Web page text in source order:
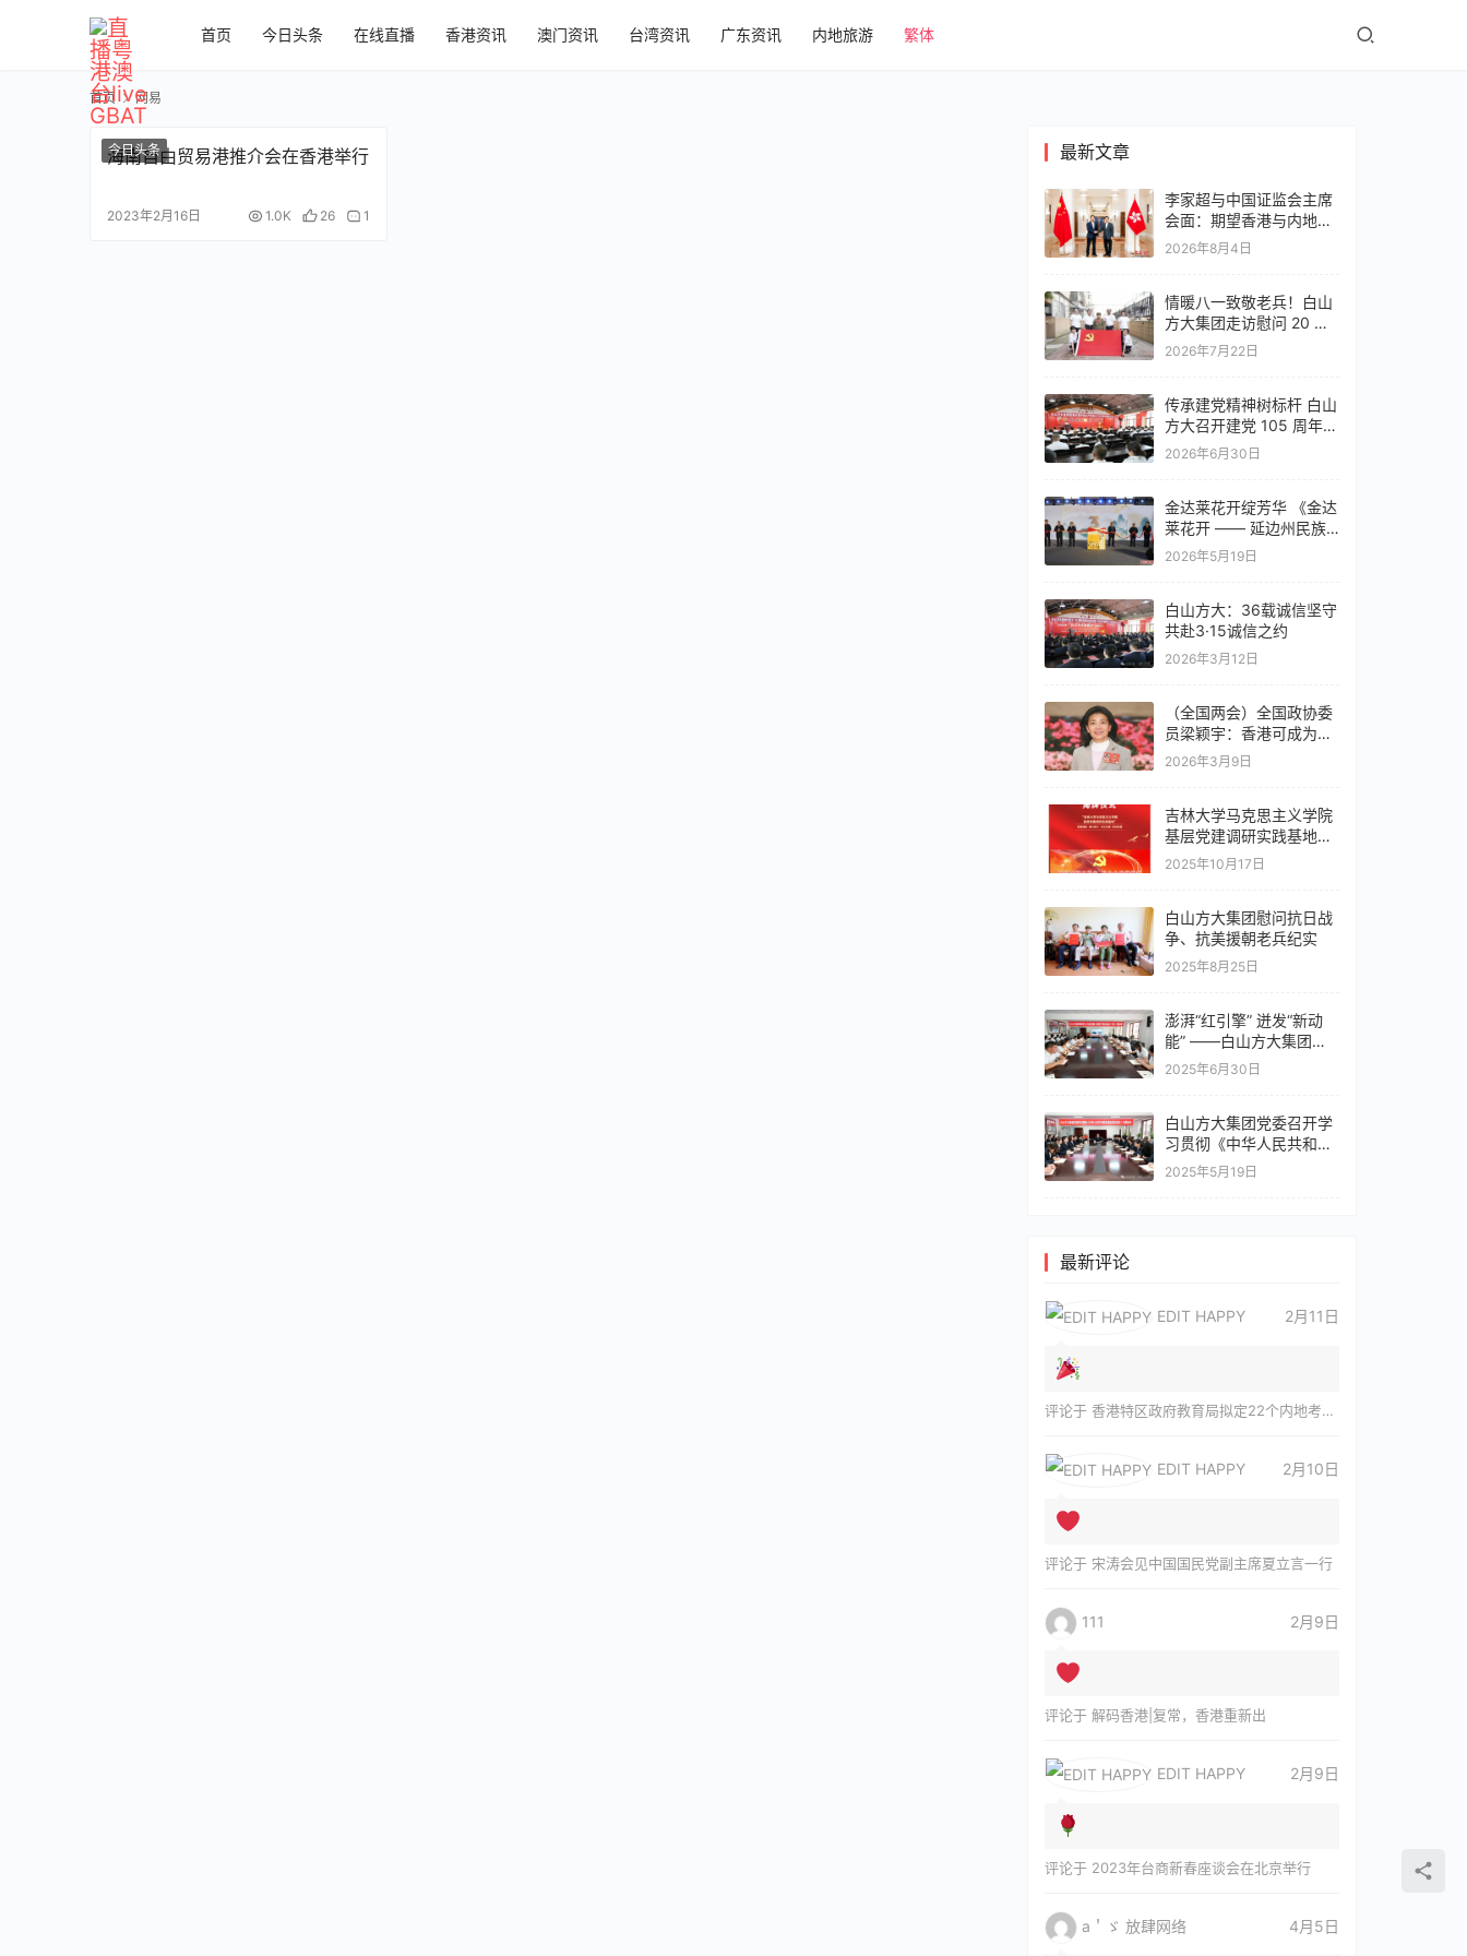
首页 今日头条 在线直播 香港资讯 澳门资讯 台湾资讯 广东资讯 内地旅游 繁体
首页 网易
今日头条
海南自由贸易港推介会在香港举行
2023年2月16日 1.0K 26 1
最新文章
李家超与中国证监会主席
会面：期望香港与内地深
化合作提高离岸人民币流
2026年8月4日
情暖八一致敬老兵！白山
方大集团走访慰问 20 位
参战老英雄
2026年7月22日
传承建党精神树标杆 白山
方大召开建党 105 周年表
彰大会
2026年6月30日
金达莱花开绽芳华 《金达
莱花开 —— 延边州民族
团结进步发展纪实》重磅
2026年5月19日
白山方大：36载诚信坚守
共赴3·15诚信之约
2026年3月12日
（全国两会）全国政协委
员梁颖宇：香港可成为创
新药出海“跳板”
2026年3月9日
吉林大学马克思主义学院
基层党建调研实践基地落
户白山方大集团
2025年10月17日
白山方大集团慰问抗日战
争、抗美援朝老兵纪实
2025年8月25日
澎湃“红引擎” 迸发“新动
能” ——白山方大集团党
建引领企业高质量发展侧
2025年6月30日
白山方大集团党委召开学
习贯彻《中华人民共和国
民营经济促进法》专题会
2025年5月19日
最新评论
EDIT HAPPY 2月11日
评论于 香港特区政府教育局拟定22个内地考察团 最快4月启程
EDIT HAPPY 2月10日
评论于 宋涛会见中国国民党副主席夏立言一行
111 2月9日
评论于 解码香港|复常，香港重新出
EDIT HAPPY 2月9日
评论于 2023年台商新春座谈会在北京举行
a＇ゞ 放肆网络 4月5日